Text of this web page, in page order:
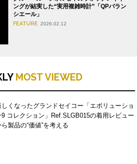
ングが結実した“実用複雑時計”「QPバラン
シエール」
FEATURE 2026.02.12
MOST VIEWED
しくなったグランドセイコー「エボリューショ
9 コレクション」Ref.SLGB015の着用レビュー
ら製品の“価値”を考える